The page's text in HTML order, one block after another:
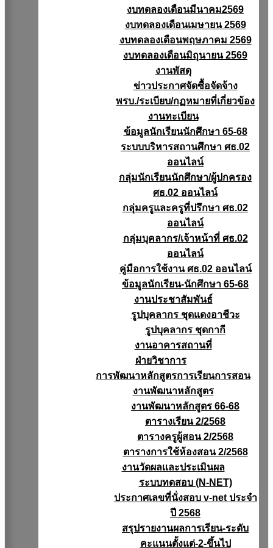
งบทดลองเดือนมีนาคม2569
งบทดลองเดือนเมษายน 2569
งบทดลองเดือนพฤษภาคม 2569
งบทดลองเดือนมิถุนายน 2569
งานพัสดุ
ข่าวประกาศจัดซื้อจัดจ้าง
พรบ./ระเบียบ/กฏหมายที่เกี่ยวข้อง
งานทะเบียน
ข้อมูลนักเรียนนักศึกษา 65-68
ระบบบริหารสถานศึกษา ศธ.02
ออนไลน์
กลุ่มนักเรียนนักศึกษา/ผู้ปกครอง
ศธ.02 ออนไลน์
กลุ่มครูและครูที่ปรึกษา ศธ.02
ออนไลน์
กลุ่มบุคลากร/เจ้าหน้าที่ ศธ.02
ออนไลน์
คู่มือการใช้งาน ศธ.02 ออนไลน์
ข้อมูลนักเรียน-นักศึกษา 65-68
งานประชาสัมพันธ์
รูปบุคลากร ชุดแดงอาชีวะ
รูปบุคลากร ชุดกากี
งานอาคารสถานที่
ฝ่ายวิชาการ
การพัฒนาหลักสูตรการเรียนการสอน
งานพัฒนาหลักสูตร
งานพัฒนาหลักสูตร 66-68
ตารางเรียน 2/2568
ตารางครูผู้สอน 2/2568
ตารางการใช้ห้องสอน 2/2568
งานวัดผลเเละประเมินผล
ระบบทดสอบ (N-NET)
ประกาศเลขที่นั่งสอบ v-net ประจำ
ปี 2568
สรุปรายงานผลการเรียน-ระดับ
คะแนนตั้งแต่-2-ขึ้นไป